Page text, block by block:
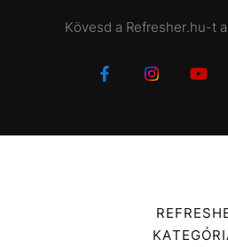
Kövesd a Refresher.hu-t